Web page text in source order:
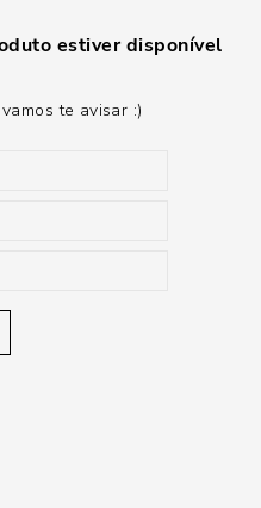
estiver disponível
te avisar :)